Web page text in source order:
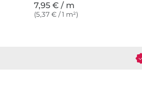
7,95 € / m
(5,37 € / 1 m²)